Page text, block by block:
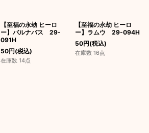
【至福の永劫 ヒーロ
ー】バルナバス 29-
091H
50円(税込)
在庫数 14点
【至福の永劫 ヒーロ
ー】ラムウ 29-094H
50円(税込)
在庫数 16点